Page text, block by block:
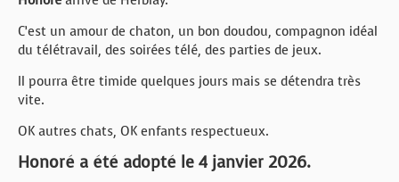
C’est un amour de chaton, un bon doudou, compagnon idéal
du télétravail, des soirées télé, des parties de jeux.
Il pourra être timide quelques jours mais se détendra très
vite.
OK autres chats, OK enfants respectueux.
Honoré a été adopté le 4 janvier 2026.